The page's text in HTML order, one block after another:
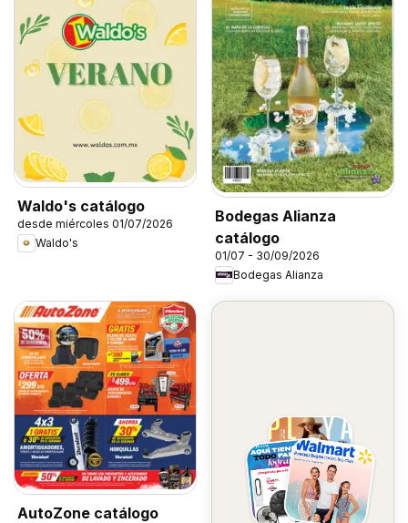
Waldo's catálogo
desde miércoles 01/07/2026
Waldo's
Bodegas Alianza
catálogo
01/07 - 30/09/2026
Bodegas Alianza
AutoZone catálogo